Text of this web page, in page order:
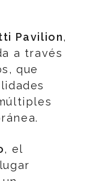
Pavilion,
a través
que
, el